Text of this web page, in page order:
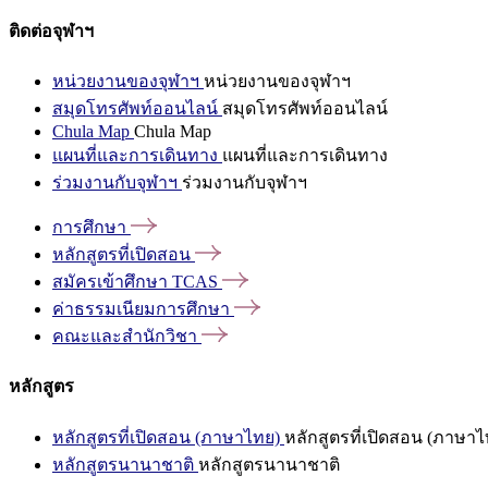
ติดต่อจุฬาฯ
หน่วยงานของจุฬาฯ หน่วยงานของจุฬาฯ
สมุดโทรศัพท์ออนไลน์ สมุดโทรศัพท์ออนไลน์
Chula Map Chula Map
แผนที่และการเดินทาง แผนที่และการเดินทาง
ร่วมงานกับจุฬาฯ ร่วมงานกับจุฬาฯ
การศึกษา
หลักสูตรที่เปิดสอน
สมัครเข้าศึกษา TCAS
ค่าธรรมเนียมการศึกษา
คณะและสำนักวิชา
หลักสูตร
หลักสูตรที่เปิดสอน (ภาษาไทย) หลักสูตรที่เปิดสอน (ภาษาไ
หลักสูตรนานาชาติ หลักสูตรนานาชาติ